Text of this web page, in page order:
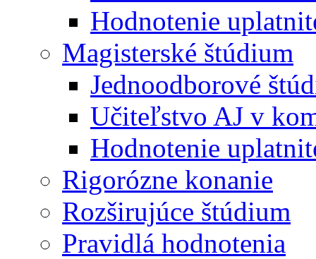
Hodnotenie
Magisterské štúdium
Jednoodborové
Učiteľstvo AJ v
Hodnotenie
Rigorózne konanie
Rozširujúce štúdium
Pravidlá hodnotenia